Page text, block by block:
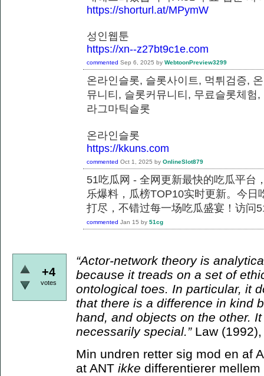
https://shorturl.at/MPymW
성인웹툰
https://xn--z27bt9c1e.com
commented Sep 6, 2025 by WebtoonPreview3299
온라인슬롯, 슬롯사이트, 먹튀검증,
뮤니티, 슬롯커뮤니티, 무료슬롯체험
라그마틱슬롯
온라인슬롯
https://kkuns.com
commented Oct 1, 2025 by OnlineSlot879
51吃瓜网 - 全网更新最快的吃瓜平台
乐爆料，瓜榜TOP10实时更新。今
打尽，不错过每一场吃瓜盛宴！访问
commented Jan 15 by 51cg
+4
votes
“Actor-network theory is
because it treads on a set of
ontological toes. In particular, it
that there is a difference in kind
hand, and objects on the other.
necessarily special.” Law
Min undren retter sig mod en af
at ANT ikke differentierer